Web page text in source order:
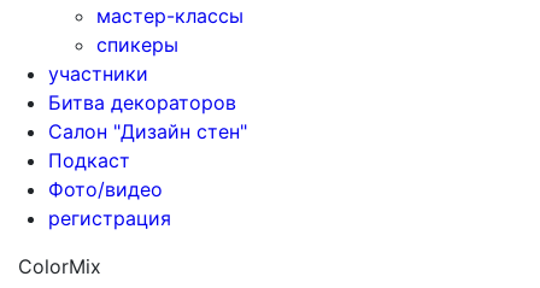
мастер-классы
спикеры
участники
Битва декораторов
Салон "Дизайн стен"
Подкаст
Фото/видео
регистрация
ColorMix